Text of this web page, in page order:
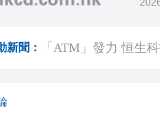
新聞：
「ATM」